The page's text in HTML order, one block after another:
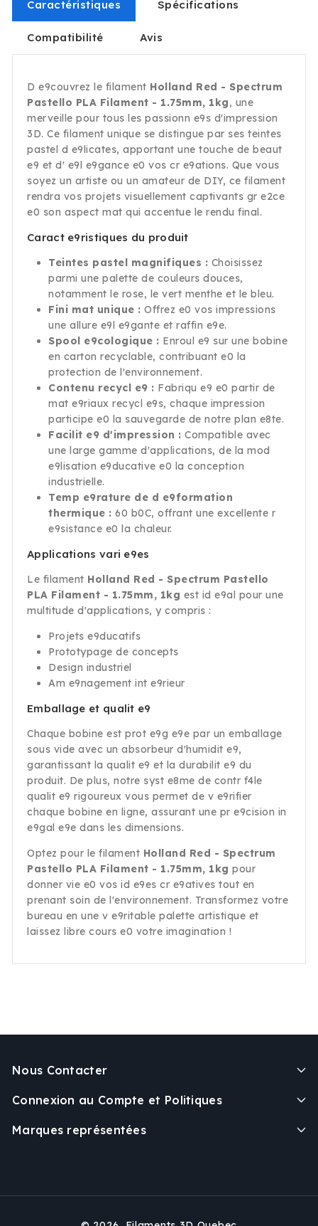
Caractéristiques Spécifications
Compatibilité Avis
D e9couvrez le filament Holland Red - Spectrum
Pastello PLA Filament - 1.75mm, 1kg, une
merveille pour tous les passionn e9s d'impression
3D. Ce filament unique se distingue par ses teintes
pastel d e9licates, apportant une touche de beaut
e9 et d' e9l e9gance e0 vos cr e9ations. Que vous
soyez un artiste ou un amateur de DIY, ce filament
rendra vos projets visuellement captivants gr e2ce
e0 son aspect mat qui accentue le rendu final.
Caract e9ristiques du produit
Teintes pastel magnifiques : Choisissez
parmi une palette de couleurs douces,
notamment le rose, le vert menthe et le bleu.
Fini mat unique : Offrez e0 vos impressions
une allure e9l e9gante et raffin e9e.
Spool e9cologique : Enroul e9 sur une bobine
en carton recyclable, contribuant e0 la
protection de l'environnement.
Contenu recycl e9 : Fabriqu e9 e0 partir de
mat e9riaux recycl e9s, chaque impression
participe e0 la sauvegarde de notre plan e8te.
Facilit e9 d'impression : Compatible avec
une large gamme d'applications, de la mod
e9lisation e9ducative e0 la conception
industrielle.
Temp e9rature de d e9formation
thermique : 60 b0C, offrant une excellente r
e9sistance e0 la chaleur.
Applications vari e9es
Le filament Holland Red - Spectrum Pastello
PLA Filament - 1.75mm, 1kg est id e9al pour une
multitude d'applications, y compris :
Projets e9ducatifs
Prototypage de concepts
Design industriel
Am e9nagement int e9rieur
Emballage et qualit e9
Chaque bobine est prot e9g e9e par un emballage
sous vide avec un absorbeur d'humidit e9,
garantissant la qualit e9 et la durabilit e9 du
produit. De plus, notre syst e8me de contr f4le
qualit e9 rigoureux vous permet de v e9rifier
chaque bobine en ligne, assurant une pr e9cision in
e9gal e9e dans les dimensions.
Optez pour le filament Holland Red - Spectrum
Pastello PLA Filament - 1.75mm, 1kg pour
donner vie e0 vos id e9es cr e9atives tout en
prenant soin de l'environnement. Transformez votre
bureau en une v e9ritable palette artistique et
laissez libre cours e0 votre imagination !
Nous Contacter
Connexion au Compte et Politiques
Marques représentées